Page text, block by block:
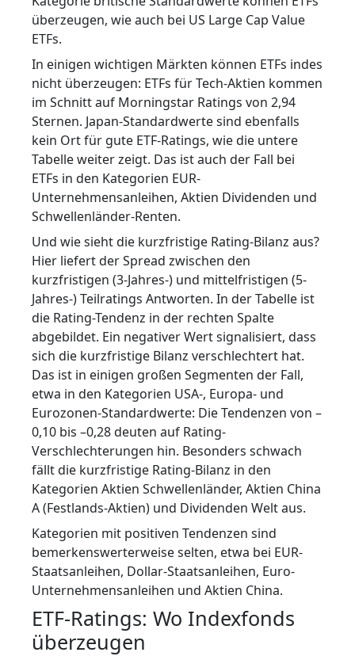
überzeugen, wie auch bei US Large Cap Value
ETFs.
In einigen wichtigen Märkten können ETFs indes
nicht überzeugen: ETFs für Tech-Aktien kommen
im Schnitt auf Morningstar Ratings von 2,94
Sternen. Japan-Standardwerte sind ebenfalls
kein Ort für gute ETF-Ratings, wie die untere
Tabelle weiter zeigt. Das ist auch der Fall bei
ETFs in den Kategorien EUR-
Unternehmensanleihen, Aktien Dividenden und
Schwellenländer-Renten.
Und wie sieht die kurzfristige Rating-Bilanz aus?
Hier liefert der Spread zwischen den
kurzfristigen (3-Jahres-) und mittelfristigen (5-
Jahres-) Teilratings Antworten. In der Tabelle ist
die Rating-Tendenz in der rechten Spalte
abgebildet. Ein negativer Wert signalisiert, dass
sich die kurzfristige Bilanz verschlechtert hat.
Das ist in einigen großen Segmenten der Fall,
etwa in den Kategorien USA-, Europa- und
Eurozonen-Standardwerte: Die Tendenzen von –
0,10 bis –0,28 deuten auf Rating-
Verschlechterungen hin. Besonders schwach
fällt die kurzfristige Rating-Bilanz in den
Kategorien Aktien Schwellenländer, Aktien China
A (Festlands-Aktien) und Dividenden Welt aus.
Kategorien mit positiven Tendenzen sind
bemerkenswerterweise selten, etwa bei EUR-
Staatsanleihen, Dollar-Staatsanleihen, Euro-
Unternehmensanleihen und Aktien China.
ETF-Ratings: Wo Indexfonds
überzeugen